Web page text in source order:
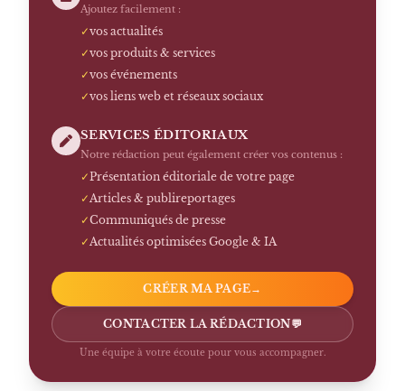
Ajoutez facilement :
✓vos actualités
✓vos produits & services
✓vos événements
✓vos liens web et réseaux sociaux
SERVICES ÉDITORIAUX
Notre rédaction peut également créer vos contenus :
✓Présentation éditoriale de votre page
✓ Articles & publireportages
✓Communiqués de presse
✓ Actualités optimisées Google & IA
CRÉER MA PAGE→
CONTACTER LA RÉDACTION💬
Une équipe à votre écoute pour vous accompagner.